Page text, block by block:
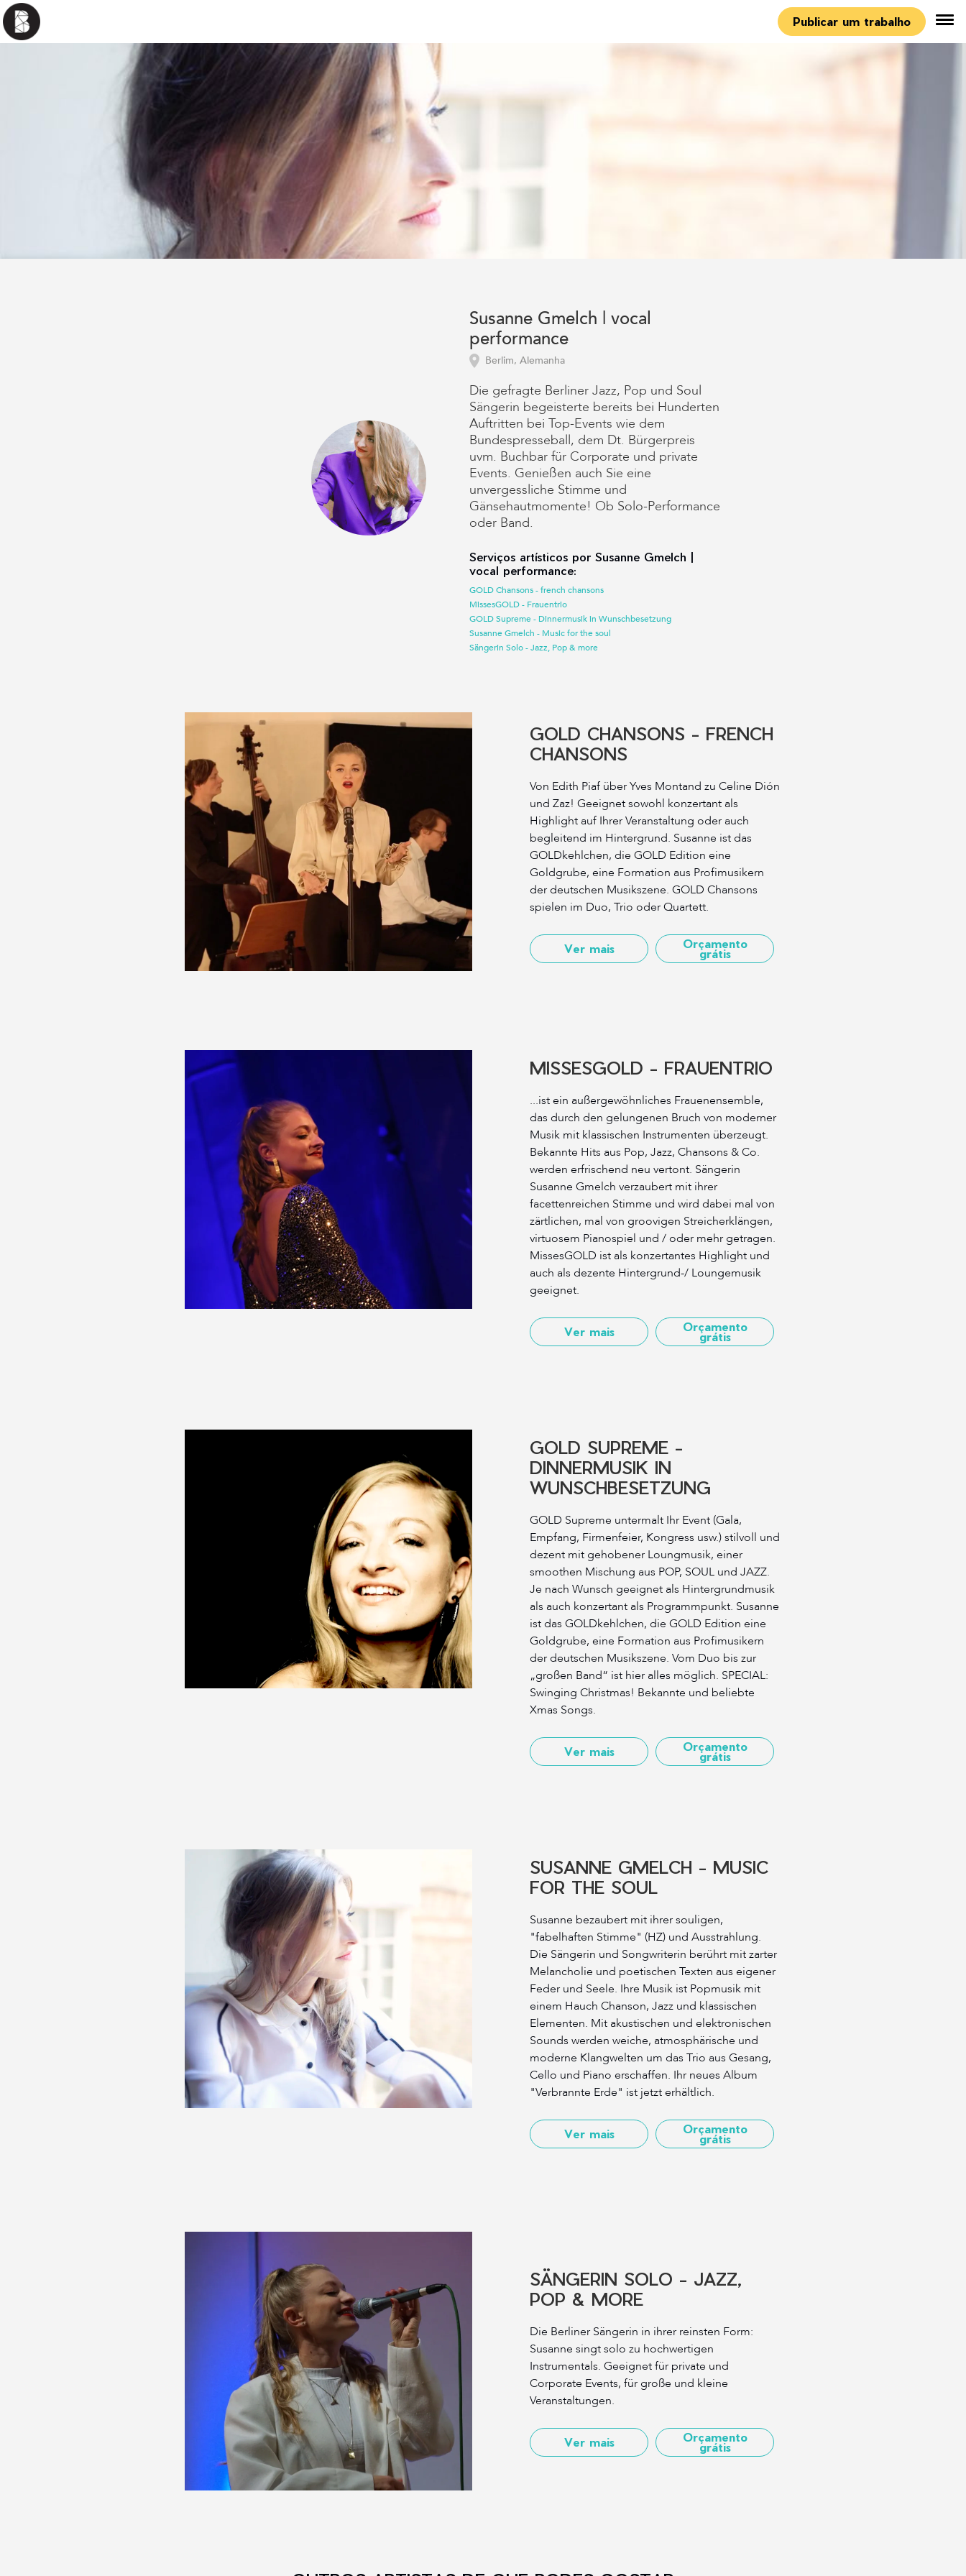
Publicar um trabalho
Susanne Gmelch | vocal
performance
Berlim, Alemanha
Die gefragte Berliner Jazz, Pop und Soul
Sängerin begeisterte bereits bei Hunderten
Auftritten bei Top-Events wie dem
Bundespresseball, dem Dt. Bürgerpreis
uvm. Buchbar für Corporate und private
Events. Genießen auch Sie eine
unvergessliche Stimme und
Gänsehautmomente! Ob Solo-Performance
oder Band.
Serviços artísticos por Susanne Gmelch |
vocal performance:
GOLD Chansons - french chansons
MissesGOLD - Frauentrio
GOLD Supreme - Dinnermusik in Wunschbesetzung
Susanne Gmelch - Music for the soul
Sängerin Solo - Jazz, Pop & more
GOLD CHANSONS - FRENCH
CHANSONS
Von Edith Piaf über Yves Montand zu Celine Dión
und Zaz! Geeignet sowohl konzertant als
Highlight auf Ihrer Veranstaltung oder auch
begleitend im Hintergrund. Susanne ist das
GOLDkehlchen, die GOLD Edition eine
Goldgrube, eine Formation aus Profimusikern
der deutschen Musikszene. GOLD Chansons
spielen im Duo, Trio oder Quartett.
Ver mais Orçamento
grátis
MISSESGOLD - FRAUENTRIO
...ist ein außergewöhnliches Frauenensemble,
das durch den gelungenen Bruch von moderner
Musik mit klassischen Instrumenten überzeugt.
Bekannte Hits aus Pop, Jazz, Chansons & Co.
werden erfrischend neu vertont. Sängerin
Susanne Gmelch verzaubert mit ihrer
facettenreichen Stimme und wird dabei mal von
zärtlichen, mal von groovigen Streicherklängen,
virtuosem Pianospiel und / oder mehr getragen.
MissesGOLD ist als konzertantes Highlight und
auch als dezente Hintergrund-/ Loungemusik
geeignet.
Ver mais Orçamento
grátis
GOLD SUPREME -
DINNERMUSIK IN
WUNSCHBESETZUNG
GOLD Supreme untermalt Ihr Event (Gala,
Empfang, Firmenfeier, Kongress usw.) stilvoll und
dezent mit gehobener Loungmusik, einer
smoothen Mischung aus POP, SOUL und JAZZ.
Je nach Wunsch geeignet als Hintergrundmusik
als auch konzertant als Programmpunkt. ​Susanne
ist das GOLDkehlchen, die GOLD Edition eine
Goldgrube, eine Formation aus Profimusikern
der deutschen Musikszene. ​Vom Duo bis zur
„großen Band“ ist hier alles möglich. SPECIAL:
Swinging Christmas! Bekannte und beliebte
Xmas Songs.
Ver mais Orçamento
grátis
SUSANNE GMELCH - MUSIC
FOR THE SOUL
Susanne bezaubert mit ihrer souligen,
"fabelhaften Stimme" (HZ) und Ausstrahlung.
Die Sängerin und Songwriterin berührt mit zarter
Melancholie und poetischen Texten aus eigener
Feder und Seele. Ihre Musik ist Popmusik mit
einem Hauch Chanson, Jazz und klassischen
Elementen. Mit akustischen und elektronischen
Sounds werden weiche, atmosphärische und
moderne Klangwelten um das Trio aus Gesang,
Cello und Piano erschaffen. Ihr neues Album
"Verbrannte Erde" ist jetzt erhältlich.
Ver mais Orçamento
grátis
SÄNGERIN SOLO - JAZZ,
POP & MORE
Die Berliner Sängerin in ihrer reinsten Form:
Susanne singt solo zu hochwertigen
Instrumentals. Geeignet für private und
Corporate Events, für große und kleine
Veranstaltungen.
Ver mais Orçamento
grátis